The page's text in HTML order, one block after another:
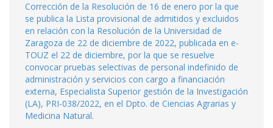
Corrección de la Resolución de 16 de enero por la que
se publica la Lista provisional de admitidos y excluidos
en relación con la Resolución de la Universidad de
Zaragoza de 22 de diciembre de 2022, publicada en e-
TOUZ el 22 de diciembre, por la que se resuelve
convocar pruebas selectivas de personal indefinido de
administración y servicios con cargo a financiación
externa, Especialista Superior gestión de la Investigación
(LA), PRI-038/2022, en el Dpto. de Ciencias Agrarias y
Medicina Natural.